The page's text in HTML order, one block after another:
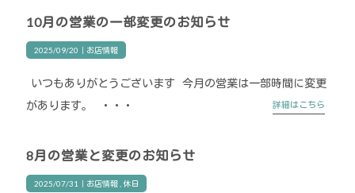
10月の営業の一部変更のお知らせ
2025/09/20｜ お店情報
いつもありがとうございます 今月の営業は一部時間に変更
があります。 ・・・
詳細はこちら
8月の営業と変更のお知らせ
2025/07/31｜ お店情報 休日